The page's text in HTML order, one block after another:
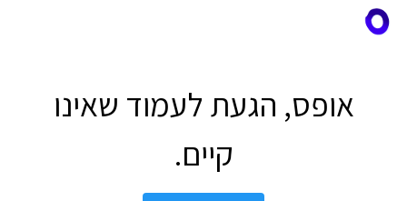
אופס, הגעת לעמוד שאינו
קיים.